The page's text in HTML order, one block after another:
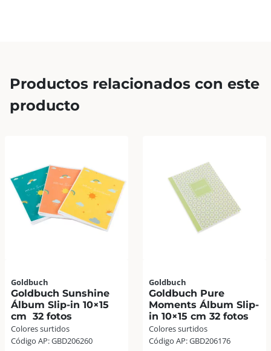
Productos relacionados con este
producto
Goldbuch
Goldbuch Sunshine
Álbum Slip-in 10×15
cm 32 fotos
Colores surtidos
Código AP: GBD206260
Goldbuch
Goldbuch Pure
Moments Álbum Slip-
in 10×15 cm 32 fotos
Colores surtidos
Código AP: GBD206176